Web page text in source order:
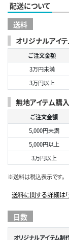
配送について
送料
オリジナルアイ
ご注文金額
3万円未満
3万円以上
無地アイテム購入
ご注文金額
5,000円未満
5,000円以上
3万円以上
※送料は税込表示です。
送料に関する詳細は
日数
オリジナルアイテム制